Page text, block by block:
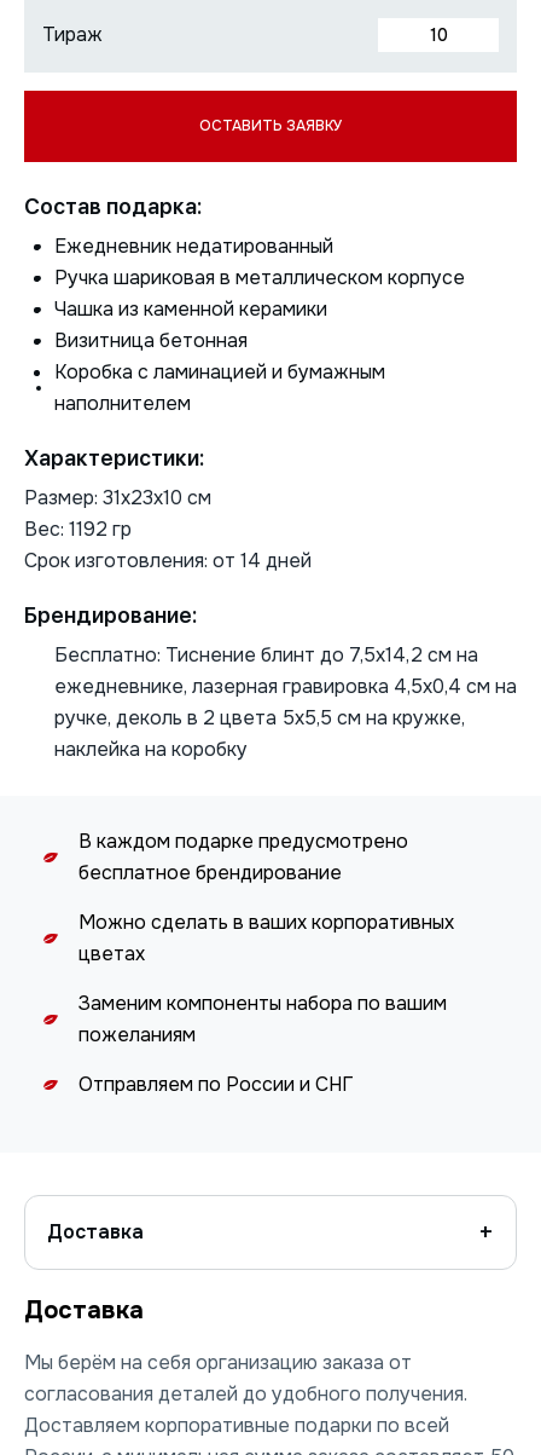
Состав подарка:
Ежедневник недатированный
Ручка шариковая в металлическом корпусе
Чашка из каменной керамики
Визитница бетонная
Коробка с ламинацией и бумажным
наполнителем
Характеристики:
Размер: 31х23х10 см
Вес: 1192 гр
Срок изготовления: от 14 дней
Брендирование:
Бесплатно: Тиснение блинт до 7,5х14,2 см на
ежедневнике, лазерная гравировка 4,5х0,4 см на
ручке, деколь в 2 цвета 5х5,5 см на кружке,
наклейка на коробку
В каждом подарке предусмотрено
бесплатное брендирование
Можно сделать в ваших корпоративных
цветах
Заменим компоненты набора по вашим
пожеланиям
Отправляем по России и СНГ
Доставка
Доставка
Мы берём на себя организацию заказа от
согласования деталей до удобного получения.
Доставляем корпоративные подарки по всей